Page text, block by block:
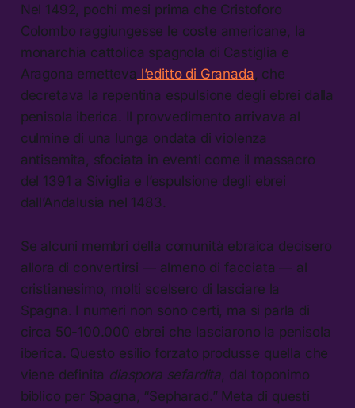
Nel 1492, pochi mesi prima che Cristoforo
Colombo raggiungesse le coste americane, la
monarchia cattolica spagnola di Castiglia e
Aragona emetteva l’editto di Granada , che
decretava la repentina espulsione degli ebrei dalla
penisola iberica. Il provvedimento arrivava al
culmine di una lunga ondata di violenza
antisemita, sfociata in eventi come il massacro
del 1391 a Siviglia e l’espulsione degli ebrei
dall’Andalusia nel 1483.
Se alcuni membri della comunità ebraica decisero
allora di convertirsi — almeno di facciata — al
cristianesimo, molti scelsero di lasciare la
Spagna. I numeri non sono certi, ma si parla di
circa 50-100.000 ebrei che lasciarono la penisola
iberica. Questo esilio forzato produsse quella che
viene definita diaspora sefardita , dal toponimo
biblico per Spagna, “Sepharad.” Meta di questi